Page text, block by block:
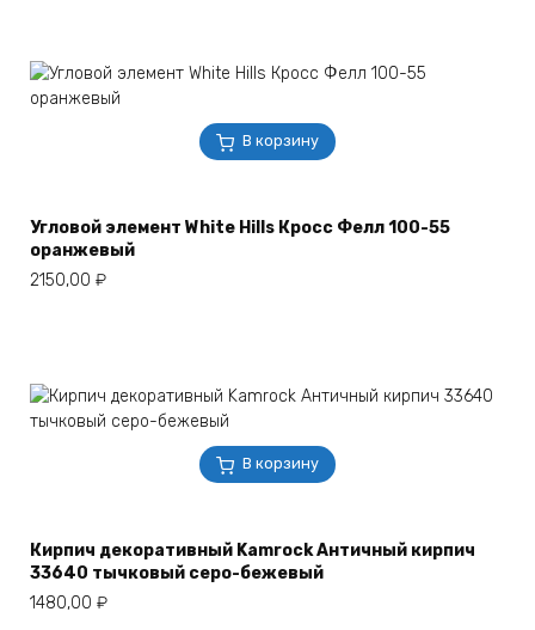
В корзину
Угловой элемент White Hills Кросс Фелл 100-55
оранжевый
2150,00 ₽
В корзину
Кирпич декоративный Kamrock Античный кирпич
33640 тычковый серо-бежевый
1480,00 ₽